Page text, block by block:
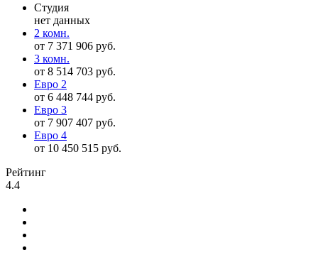
Студия
нет данных
2 комн.
от 7 371 906 руб.
3 комн.
от 8 514 703 руб.
Евро 2
от 6 448 744 руб.
Евро 3
от 7 907 407 руб.
Евро 4
от 10 450 515 руб.
Рейтинг
4.4